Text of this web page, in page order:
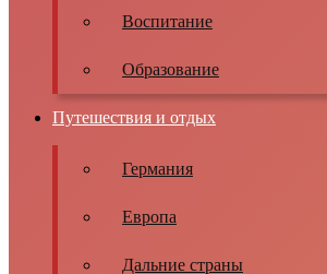
Воспитание
Образование
Путешествия и отдых
Германия
Европа
Дальние страны